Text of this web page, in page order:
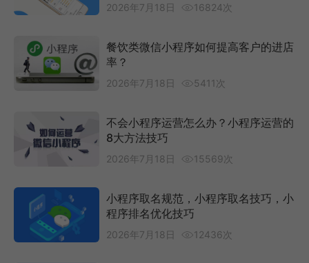
2026年7月18日 16824次
餐饮类微信小程序如何提高客户的进店
率？
2026年7月18日 5411次
不会小程序运营怎么办？小程序运营的
8大方法技巧
2026年7月18日 15569次
小程序取名规范，小程序取名技巧，小
程序排名优化技巧
2026年7月18日 12436次